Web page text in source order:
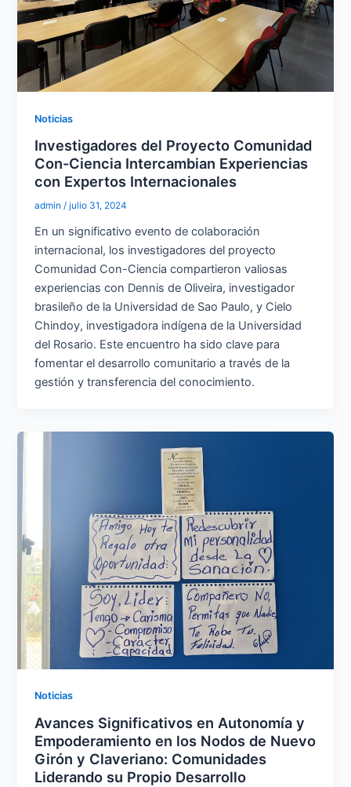
Noticias
Investigadores del Proyecto Comunidad
Con-Ciencia Intercambian Experiencias
con Expertos Internacionales
admin/julio 31, 2024
En un significativo evento de colaboración
internacional, los investigadores del proyecto
Comunidad Con-Ciencia compartieron valiosas
experiencias con Dennis de Oliveira, investigador
brasileño de la Universidad de Sao Paulo, y Cielo
Chindoy, investigadora indígena de la Universidad
del Rosario. Este encuentro ha sido clave para
fomentar el desarrollo comunitario a través de la
gestión y transferencia del conocimiento.
Noticias
Avances Significativos en Autonomía y
Empoderamiento en los Nodos de Nuevo
Girón y Claveriano: Comunidades
Liderando su Propio Desarrollo